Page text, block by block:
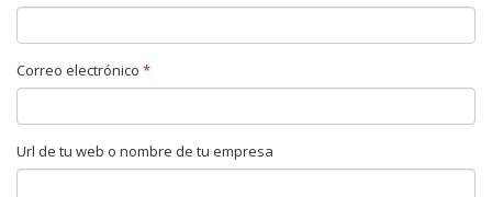
Correo electrónico *
Url de tu web o nombre de tu empresa